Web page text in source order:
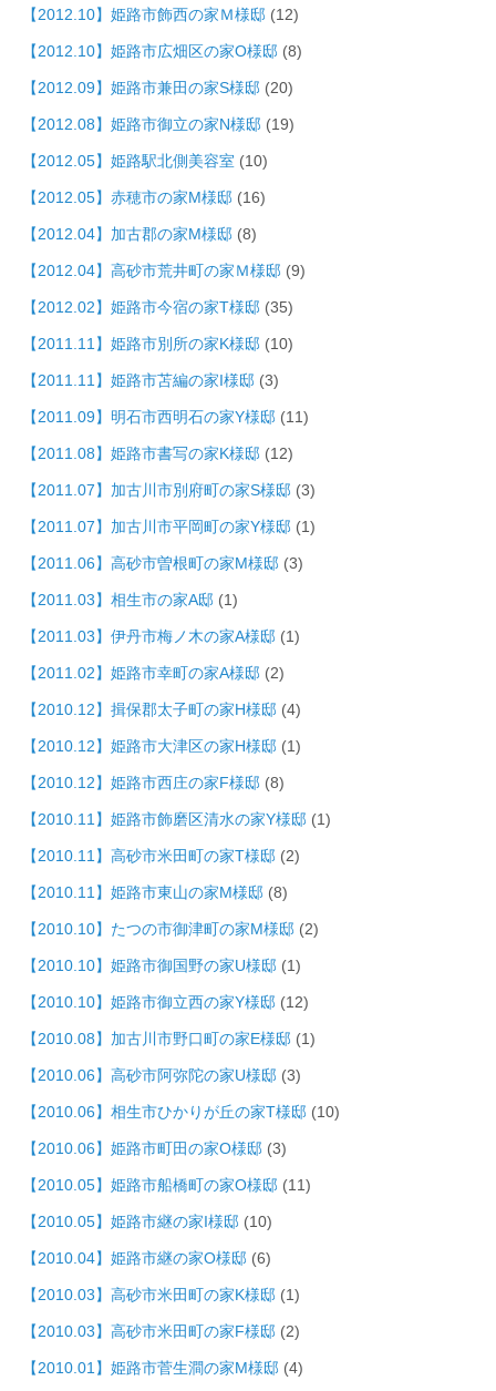
【2012.10】姫路市飾西の家Ｍ様邸 (12)
【2012.10】姫路市広畑区の家O様邸 (8)
【2012.09】姫路市兼田の家S様邸 (20)
【2012.08】姫路市御立の家N様邸 (19)
【2012.05】姫路駅北側美容室 (10)
【2012.05】赤穂市の家M様邸 (16)
【2012.04】加古郡の家M様邸 (8)
【2012.04】高砂市荒井町の家Ｍ様邸 (9)
【2012.02】姫路市今宿の家T様邸 (35)
【2011.11】姫路市別所の家K様邸 (10)
【2011.11】姫路市苫編の家I様邸 (3)
【2011.09】明石市西明石の家Y様邸 (11)
【2011.08】姫路市書写の家K様邸 (12)
【2011.07】加古川市別府町の家S様邸 (3)
【2011.07】加古川市平岡町の家Y様邸 (1)
【2011.06】高砂市曽根町の家M様邸 (3)
【2011.03】相生市の家A邸 (1)
【2011.03】伊丹市梅ノ木の家A様邸 (1)
【2011.02】姫路市幸町の家A様邸 (2)
【2010.12】揖保郡太子町の家H様邸 (4)
【2010.12】姫路市大津区の家H様邸 (1)
【2010.12】姫路市西庄の家F様邸 (8)
【2010.11】姫路市飾磨区清水の家Y様邸 (1)
【2010.11】高砂市米田町の家T様邸 (2)
【2010.11】姫路市東山の家M様邸 (8)
【2010.10】たつの市御津町の家M様邸 (2)
【2010.10】姫路市御国野の家U様邸 (1)
【2010.10】姫路市御立西の家Y様邸 (12)
【2010.08】加古川市野口町の家E様邸 (1)
【2010.06】高砂市阿弥陀の家U様邸 (3)
【2010.06】相生市ひかりが丘の家T様邸 (10)
【2010.06】姫路市町田の家O様邸 (3)
【2010.05】姫路市船橋町の家O様邸 (11)
【2010.05】姫路市継の家I様邸 (10)
【2010.04】姫路市継の家O様邸 (6)
【2010.03】高砂市米田町の家K様邸 (1)
【2010.03】高砂市米田町の家F様邸 (2)
【2010.01】姫路市菅生澗の家M様邸 (4)